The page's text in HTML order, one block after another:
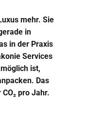
mehr. Sie
in
in der Praxis
Services
ist,
Das
pro Jahr.